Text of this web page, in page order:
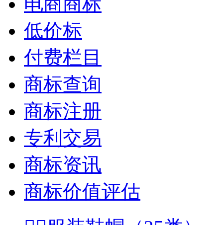
低价标
付费栏目
商标查询
商标注册
专利交易
商标资讯
商标价值评估